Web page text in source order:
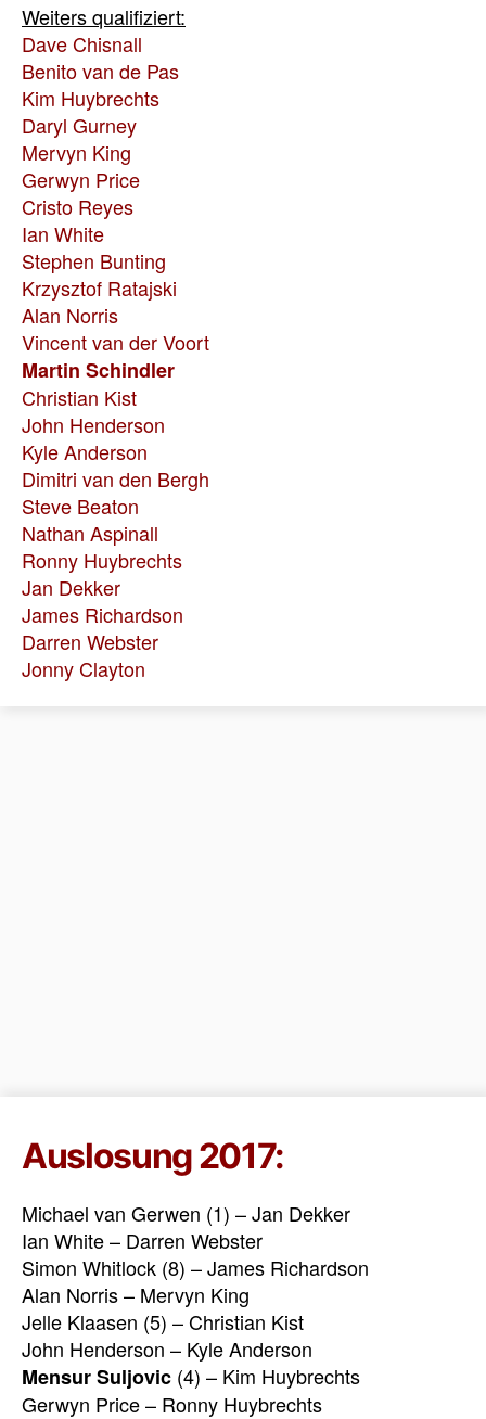
Weiters qualifiziert:
Dave Chisnall
Benito van de Pas
Kim Huybrechts
Daryl Gurney
Mervyn King
Gerwyn Price
Cristo Reyes
Ian White
Stephen Bunting
Krzysztof Ratajski
Alan Norris
Vincent van der Voort
Martin Schindler
Christian Kist
John Henderson
Kyle Anderson
Dimitri van den Bergh
Steve Beaton
Nathan Aspinall
Ronny Huybrechts
Jan Dekker
James Richardson
Darren Webster
Jonny Clayton
Auslosung 2017:
Michael van Gerwen (1) – Jan Dekker
Ian White – Darren Webster
Simon Whitlock (8) – James Richardson
Alan Norris – Mervyn King
Jelle Klaasen (5) – Christian Kist
John Henderson – Kyle Anderson
Mensur Suljovic (4) – Kim Huybrechts
Gerwyn Price – Ronny Huybrechts